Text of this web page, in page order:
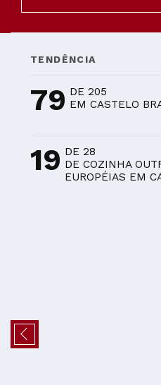
TENDÊNCIA
79 DE 205
EM CASTELO
19 DE 28
DE COZINHA
EUROPÉIAS EM